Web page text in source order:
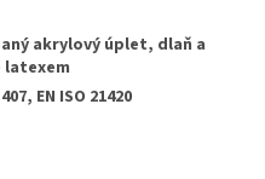
akrylový úplet, dlaň a
EN ISO 21420